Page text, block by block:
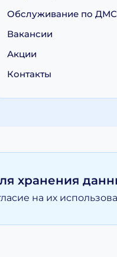
Обслуживание по ДМС
Вакансии
Акции
Контакты
на moy-doktor.org
материалы
хранения
на их